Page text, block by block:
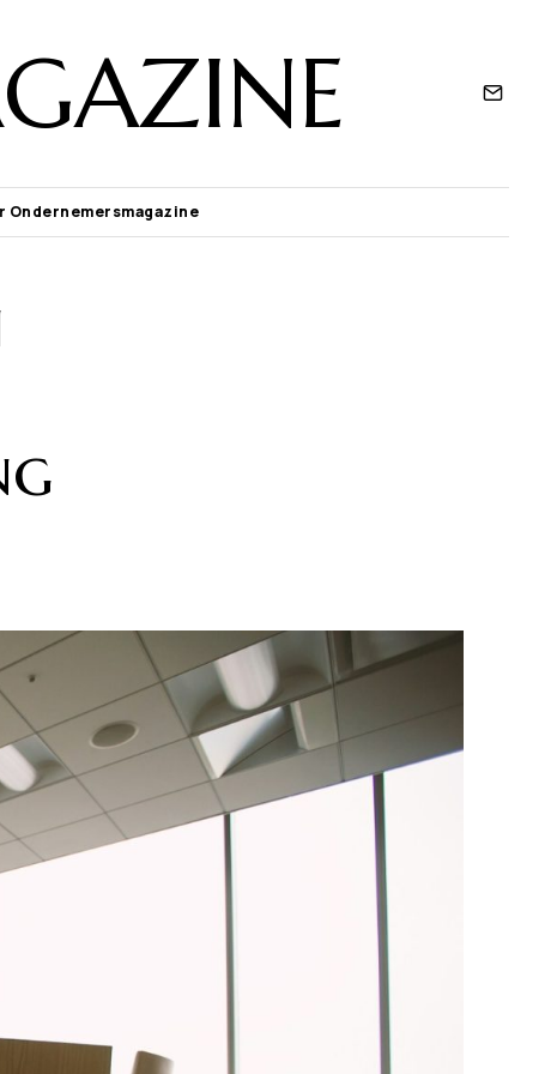
Ondernemersmagazine